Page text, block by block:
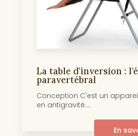
La table d’inversion :
paravertébral
Conception C'est un
en antigravité....
En